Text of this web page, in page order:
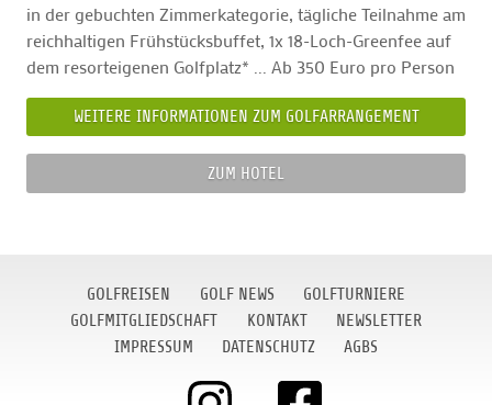
in der gebuchten Zimmerkategorie, tägliche Teilnahme am
reichhaltigen Frühstücksbuffet, 1x 18-Loch-Greenfee auf
dem resorteigenen Golfplatz* ... Ab 350 Euro pro Person
WEITERE INFORMATIONEN ZUM GOLFARRANGEMENT
ZUM HOTEL
GOLFREISEN GOLF NEWS
GOLFTURNIERE
GOLFMITGLIEDSCHAFT
KONTAKT
NEWSLETTER
IMPRESSUM
DATENSCHUTZ AGBS